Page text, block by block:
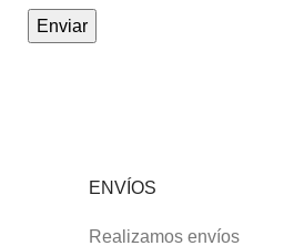
ENVÍOS
Realizamos envíos